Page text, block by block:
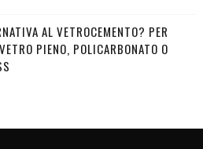
AL VETROCEMENTO? PER
PIENO, POLICARBONATO O